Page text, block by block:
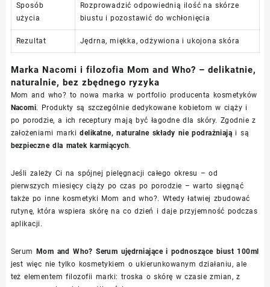
Sposób
użycia
Rozprowadzić odpowiednią ilość na skórze
biustu i pozostawić do wchłonięcia
Rezultat Jędrna, miękka, odżywiona i ukojona skóra
Marka Nacomi i filozofia Mom and Who? – delikatnie,
naturalnie, bez zbędnego ryzyka
Mom and who? to nowa marka w portfolio producenta kosmetyków
Nacomi. Produkty są szczególnie dedykowane kobietom w ciąży i
po porodzie, a ich receptury mają być łagodne dla skóry. Zgodnie z
założeniami markidelikatne, naturalne składy nie podrażniają i są
bezpieczne dla matek karmiących.
Jeśli zależy Ci na spójnej pielęgnacji całego okresu – od
pierwszych miesięcy ciąży po czas po porodzie – warto sięgnąć
także po inne kosmetyki Mom and who?. Wtedy łatwiej zbudować
rutynę, która wspiera skórę na co dzień i daje przyjemność podczas
aplikacji.
Serum Mom and Who? Serum ujędrniające i podnoszące biust 100ml
jest więc nie tylko kosmetykiem o ukierunkowanym działaniu, ale
też elementem filozofii marki: troska o skórę w czasie zmian, z